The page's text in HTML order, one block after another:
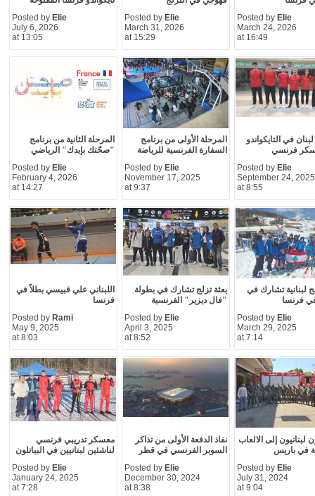
Posted by Elie
July 6, 2026
at 13:05
Posted by Elie
March 31, 2026
at 15:29
Posted by Elie
March 24, 2026
at 16:49
المرحلة الثانية من برنامج
"صحّتك بإيدك" الرياضي
Posted by Elie
February 4, 2026
at 14:27
المرحلة الأولى من برنامج
السفارة الفرنسية للرياضة
Posted by Elie
November 17, 2025
at 9:37
في التايكواندو
فرنسي
Posted by Elie
September 24, 2025
at 8:55
اللبناني علي قبيسي بطلاً في
فرنسا
Posted by Rami
May 9, 2025
at 8:03
بعثة تزلج تشارك في بطولة
"فال ديزير" الفرنسية
Posted by Elie
April 3, 2025
at 8:52
لبنانية تشارك في
فرنسا
Posted by Elie
March 29, 2025
at 7:14
معسكر تدريبي فرنسي
لناشئين لبنانيين في البياتلون
Posted by Elie
January 24, 2025
at 7:28
نفاذ الدفعة الأولى من تذاكر
السوبر الفرنسي في قطر
Posted by Elie
December 30, 2024
at 8:38
لبنانيون إلى الالعاب
في باريس
Posted by Elie
July 31, 2024
at 9:04